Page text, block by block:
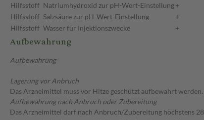
Hilfsstoff Natriumhydroxid zur pH-Wert-Einstellung+
Hilfsstoff Salzsäure zur pH-Wert-Einstellung
+
Hilfsstoff Wasser für Injektionszwecke +
Aufbewahrung
Aufbewahrung
Lagerung vor Anbruch
Das Arzneimittel muss vor Hitze geschützt aufbewahrt werden.
Aufbewahrung nach Anbruch oder Zubereitung
Das Arzneimittel darf nach Anbruch/Zubereitung höchstens